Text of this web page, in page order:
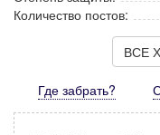
Количество постов:
ВСЕ
Где забрать?